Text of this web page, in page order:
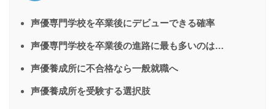
声優専門学校を卒業後にデビューできる確率
声優専門学校を卒業後の進路に最も多いのは…
声優養成所に不合格なら一般就職へ
声優養成所を受験する選択肢